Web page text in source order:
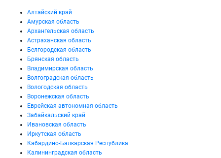
Алтайский край
Амурская область
Архангельская область
Астраханская область
Белгородская область
Брянская область
Владимирская область
Волгоградская область
Вологодская область
Воронежская область
Еврейская автономная область
Забайкальский край
Ивановская область
Иркутская область
Кабардино-Балкарская Республика
Калининградская область